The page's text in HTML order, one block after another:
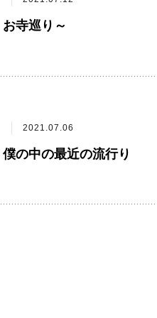
お寺巡り～
2021.07.06
僕の中の最近の流行り